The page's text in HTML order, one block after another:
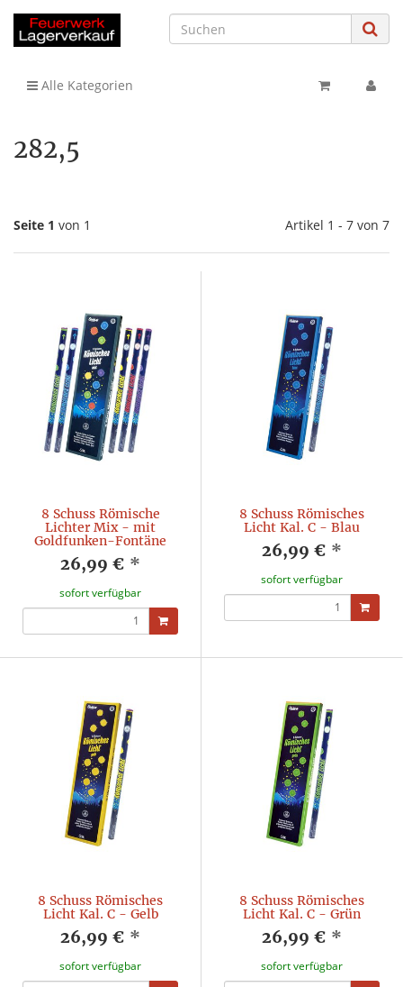
Alle Kategorien
282,5
Seite 1 von 1 Artikel 1 - 7 von 7
8 Schuss Römische
Lichter Mix - mit
Goldfunken-Fontäne
26,99 € *
sofort verfügbar
8 Schuss Römisches
Licht Kal. C - Blau
26,99 € *
sofort verfügbar
8 Schuss Römisches
Licht Kal. C - Gelb
26,99 € *
sofort verfügbar
8 Schuss Römisches
Licht Kal. C - Grün
26,99 € *
sofort verfügbar